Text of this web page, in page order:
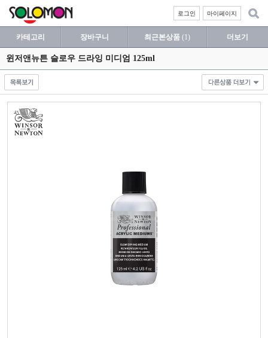
마이페이지
로그인
카테고리 장바구니 최근본상품 (1) 더보기
윈저앤뉴튼 슬로우 드라잉 미디엄 125ml